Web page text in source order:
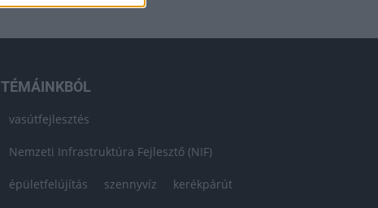
TÉMÁINKBÓL
vasútfejlesztés
Nemzeti Infrastruktúra Fejlesztő (NIF)
épületfelújítás szennyvíz kerékpárút